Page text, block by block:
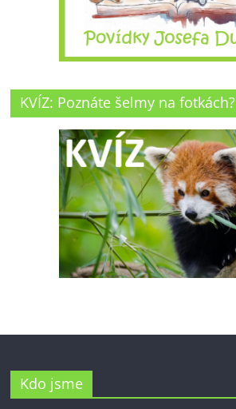
KVÍZ: Poznáte šelmy na fotkách?
Kdo jsme